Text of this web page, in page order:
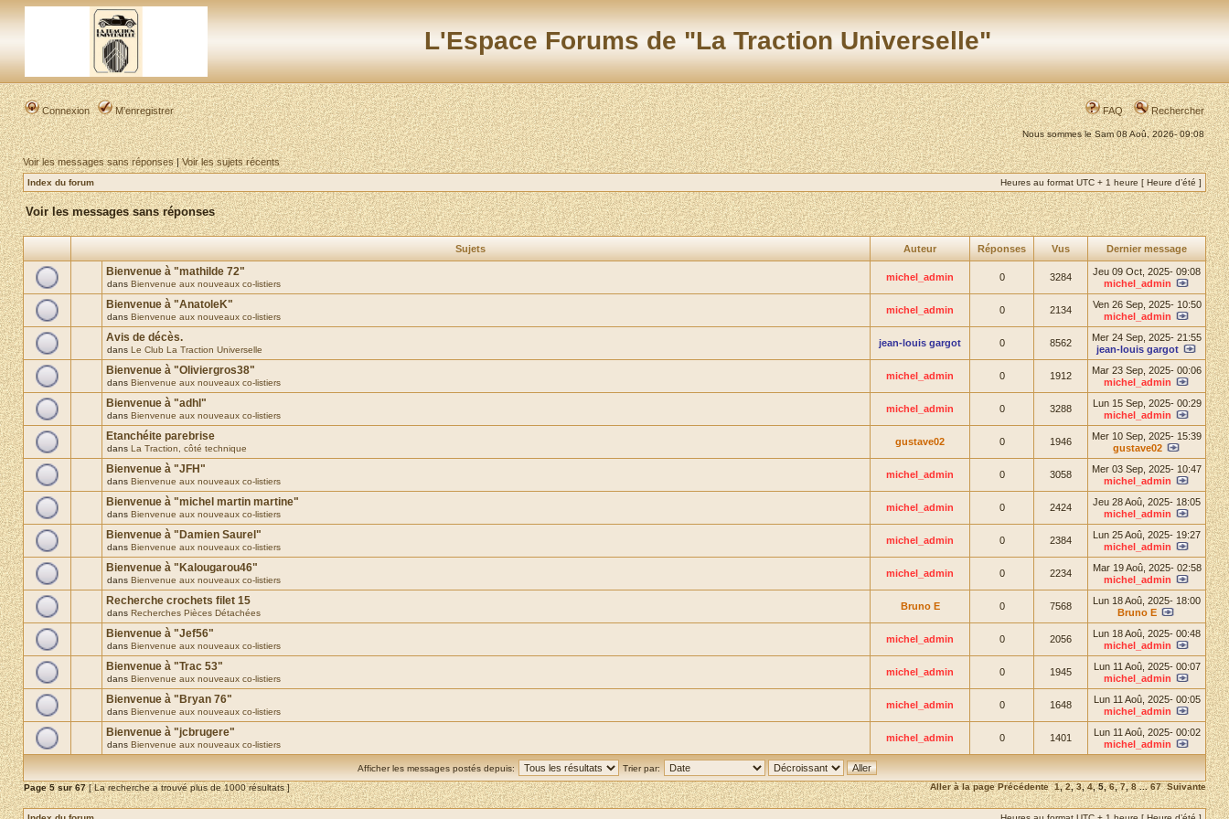
L'Espace Forums de "La Traction Universelle"
Connexion M’enregistrer FAQ Rechercher
Nous sommes le Sam 08 Aoû, 2026- 09:08
Voir les messages sans réponses|Voir les sujets récents
Index du forum Heures au format UTC + 1 heure [ Heure d’été ]
Voir les messages sans réponses
Sujets Auteur Réponses Vus Dernier message
Bienvenue à "mathilde 72"
dans Bienvenue aux nouveaux co-listiers
michel_admin 0 3284
Jeu 09 Oct, 2025- 09:08
michel_admin
Bienvenue à "AnatoleK"
dans Bienvenue aux nouveaux co-listiers
michel_admin 0 2134
Ven 26 Sep, 2025- 10:50
michel_admin
Avis de décès.
dans Le Club La Traction Universelle
jean-louis gargot 0 8562
Mer 24 Sep, 2025- 21:55
jean-louis gargot
Bienvenue à "Oliviergros38"
dans Bienvenue aux nouveaux co-listiers
michel_admin 0 1912
Mar 23 Sep, 2025- 00:06
michel_admin
Bienvenue à "adhl"
dans Bienvenue aux nouveaux co-listiers
michel_admin 0 3288
Lun 15 Sep, 2025- 00:29
michel_admin
Etanchéite parebrise
dans La Traction, côté technique
gustave02 0 1946
Mer 10 Sep, 2025- 15:39
gustave02
Bienvenue à "JFH"
dans Bienvenue aux nouveaux co-listiers
michel_admin 0 3058
Mer 03 Sep, 2025- 10:47
michel_admin
Bienvenue à "michel martin martine"
dans Bienvenue aux nouveaux co-listiers
michel_admin 0 2424
Jeu 28 Aoû, 2025- 18:05
michel_admin
Bienvenue à "Damien Saurel"
dans Bienvenue aux nouveaux co-listiers
michel_admin 0 2384
Lun 25 Aoû, 2025- 19:27
michel_admin
Bienvenue à "Kalougarou46"
dans Bienvenue aux nouveaux co-listiers
michel_admin 0 2234
Mar 19 Aoû, 2025- 02:58
michel_admin
Recherche crochets filet 15
dans Recherches Pièces Détachées
Bruno E 0 7568
Lun 18 Aoû, 2025- 18:00
Bruno E
Bienvenue à "Jef56"
dans Bienvenue aux nouveaux co-listiers
michel_admin 0 2056
Lun 18 Aoû, 2025- 00:48
michel_admin
Bienvenue à "Trac 53"
dans Bienvenue aux nouveaux co-listiers
michel_admin 0 1945
Lun 11 Aoû, 2025- 00:07
michel_admin
Bienvenue à "Bryan 76"
dans Bienvenue aux nouveaux co-listiers
michel_admin 0 1648
Lun 11 Aoû, 2025- 00:05
michel_admin
Bienvenue à "jcbrugere"
dans Bienvenue aux nouveaux co-listiers
michel_admin 0 1401
Lun 11 Aoû, 2025- 00:02
michel_admin
Afficher les messages postés depuis:
Trier par:
Page5sur67[ La recherche a trouvé plus de 1000 résultats ] Aller à la page Précédente 1,2,3,4,5,6,7,8...67 Suivante